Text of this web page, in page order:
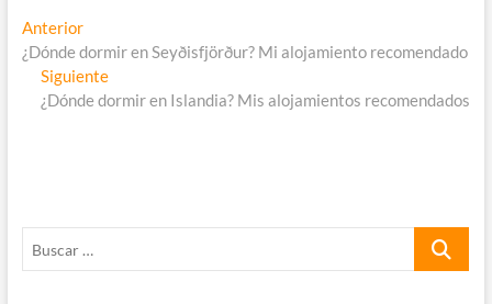
Navegación
de
entradas
AnteriorEntrada
anterior:
¿Dónde dormir en Seyðisfjörður? Mi alojamiento recomendado
SiguienteEntrada
siguiente:
¿Dónde dormir en Islandia? Mis alojamientos recomendados
Buscar